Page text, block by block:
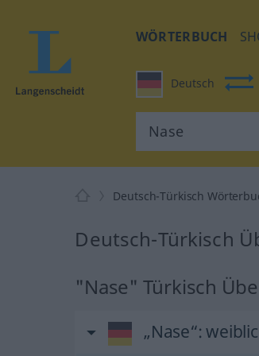
WÖRTERBUCH
Deutsch
Deutsch-Türkisch
Deutsch-Türkisch
"Nase" Türkisch
„Nase“: